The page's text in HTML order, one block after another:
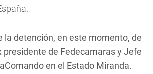
la detención, en este momento, de
presidente de Fedecamaras y Jefe
en el Estado Miranda.